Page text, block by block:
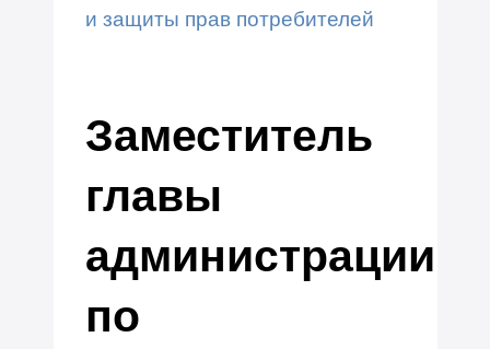
и защиты прав потребителей
Заместитель
главы
администрации
по